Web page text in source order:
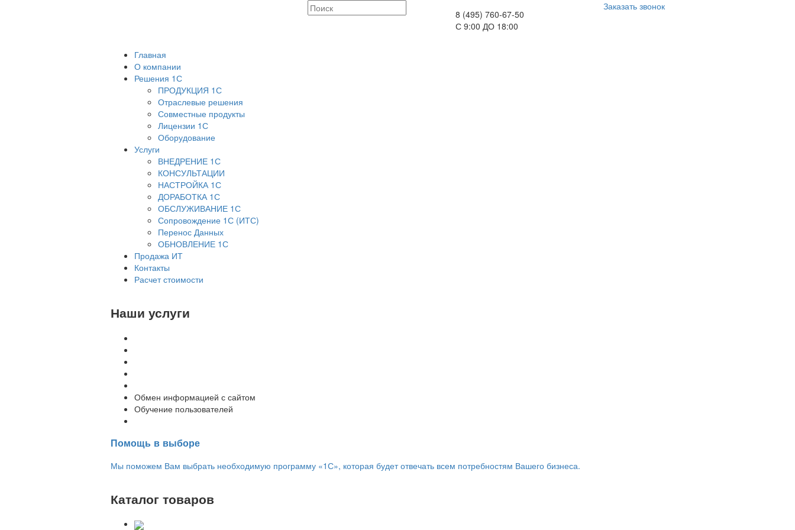
8 (495) 760-67-50
С 9:00 ДО 18:00
Заказать звонок
Главная
О компании
Решения 1С
ПРОДУКЦИЯ 1С
Отраслевые решения
Совместные продукты
Лицензии 1С
Оборудование
Услуги
ВНЕДРЕНИЕ 1С
КОНСУЛЬТАЦИИ
НАСТРОЙКА 1С
ДОРАБОТКА 1С
ОБСЛУЖИВАНИЕ 1С
Сопровождение 1С (ИТС)
Перенос Данных
ОБНОВЛЕНИЕ 1С
Продажа ИТ
Контакты
Расчет стоимости
Наши услуги
Обмен информацией с сайтом
Обучение пользователей
Помощь в выборе
Мы поможем Вам выбрать необходимую программу «1С», которая будет отвечать всем потребностям Вашего бизнеса.
Каталог товаров